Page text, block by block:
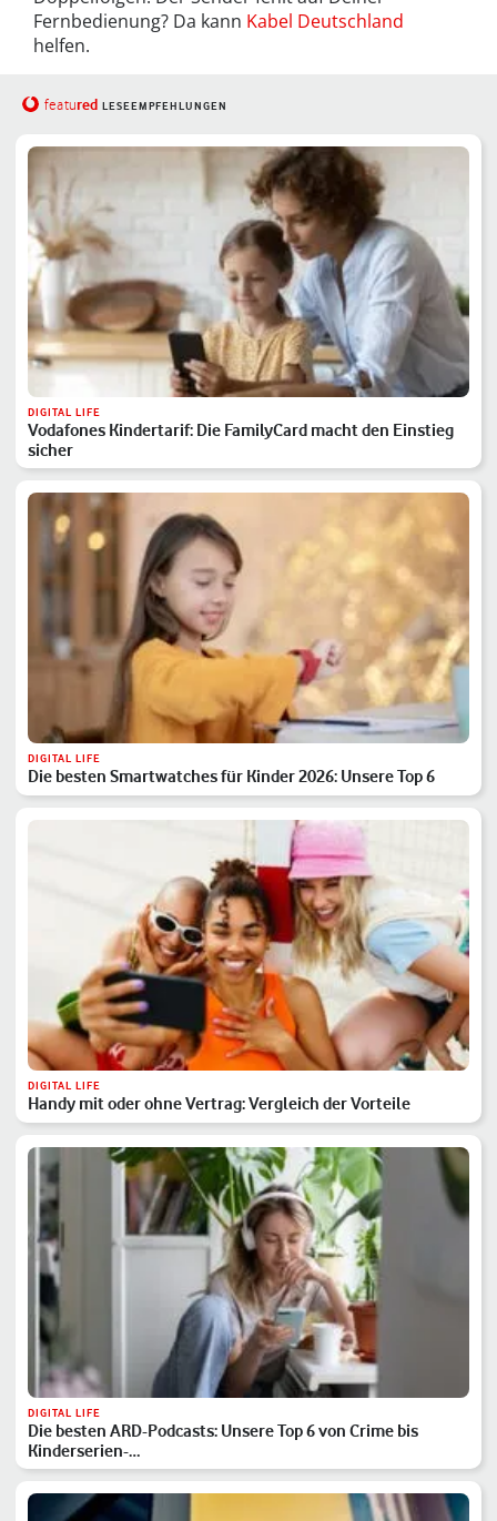
Fernbedienung? Da kann Kabel Deutschland
helfen.
featured LESEEMPFEHLUNGEN
DIGITAL LIFE
Vodafones Kindertarif: Die FamilyCard macht den Einstieg
sicher
DIGITAL LIFE
Die besten Smartwatches für Kinder 2026: Unsere Top 6
DIGITAL LIFE
Handy mit oder ohne Vertrag: Vergleich der Vorteile
DIGITAL LIFE
Die besten ARD-Podcasts: Unsere Top 6 von Crime bis
Kinderserien-…